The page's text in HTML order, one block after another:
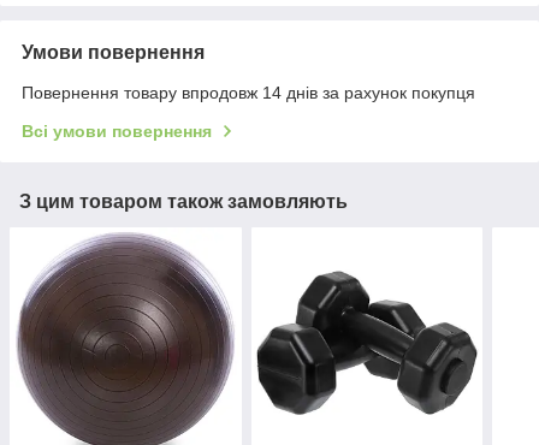
Умови повернення
Повернення товару впродовж 14 днів за рахунок покупця
Всі умови повернення
З цим товаром також замовляють